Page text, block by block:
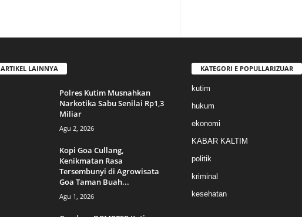
ARTIKEL LAINNYA
Polres Kutim Musnahkan
Narkotika Sabu Senilai Rp1,3
Miliar
Agu 2, 2026
Kopi Goa Cullang,
Kenikmatan Rasa
Tersembunyi di Agrowisata
Goa Taman Buah...
Agu 1, 2026
KATEGORI E POPULLARIZUAR
kutim
hukum
ekonomi
KABAR KALTIM
politik
kriminal
kesehatan